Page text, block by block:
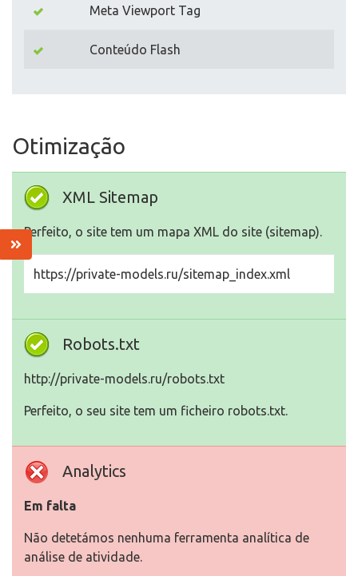
Meta Viewport Tag
Conteúdo Flash
Otimização
XML Sitemap
Perfeito, o site tem um mapa XML do site (sitemap).
https://private-models.ru/sitemap_index.xml
Robots.txt
http://private-models.ru/robots.txt
Perfeito, o seu site tem um ficheiro robots.txt.
Analytics
Em falta
Não detetámos nenhuma ferramenta analítica de
análise de atividade.